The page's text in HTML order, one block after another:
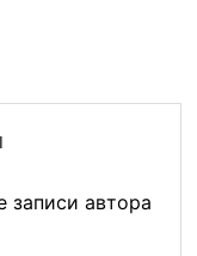
записи автора